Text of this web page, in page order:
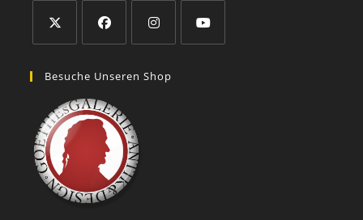
Besuche Unseren Shop